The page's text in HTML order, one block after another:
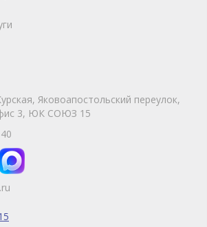
Яковоапостольский переулок,
3, ЮК СОЮЗ 15